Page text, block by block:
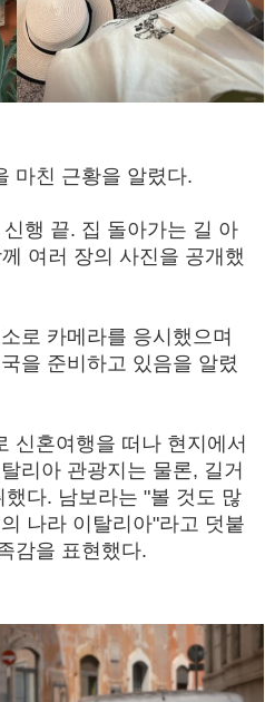
마친 근황을 알렸다.
행 끝. 집 돌아가는 길 아
여러 장의 사진을 공개했
로 카메라를 응시했으며
을 준비하고 있음을 알렸
신혼여행을 떠나 현지에서
리아 관광지는 물론, 길거
다. 남보라는 "볼 것도 많
나라 이탈리아"라고 덧붙
감을 표현했다.